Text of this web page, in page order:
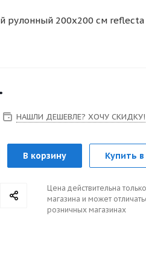
рулонный 200x200 см
НАШЛИ ДЕШЕВЛЕ? ХОЧУ СКИДКУ!
В корзину Купить в
Цена действительна
магазина и может
розничных магазинах